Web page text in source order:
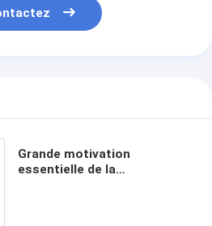
Grande motivation
essentielle de la